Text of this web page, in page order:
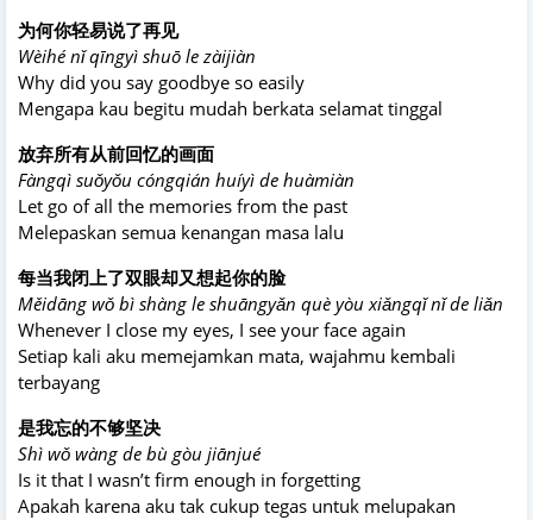
为何你轻易说了再见
Wèihé nǐ qīngyì shuō le zàijiàn
Why did you say goodbye so easily
Mengapa kau begitu mudah berkata selamat tinggal
放弃所有从前回忆的画面
Fàngqì suǒyǒu cóngqián huíyì de huàmiàn
Let go of all the memories from the past
Melepaskan semua kenangan masa lalu
每当我闭上了双眼却又想起你的脸
Měidāng wǒ bì shàng le shuāngyǎn què yòu xiǎngqǐ nǐ de liǎn
Whenever I close my eyes, I see your face again
Setiap kali aku memejamkan mata, wajahmu kembali
terbayang
是我忘的不够坚决
Shì wǒ wàng de bù gòu jiānjué
Is it that I wasn’t firm enough in forgetting
Apakah karena aku tak cukup tegas untuk melupakan